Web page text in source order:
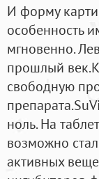
И форму
особенность
мгновенно.
прошлый
свободную
ноль. На
возможно
активных